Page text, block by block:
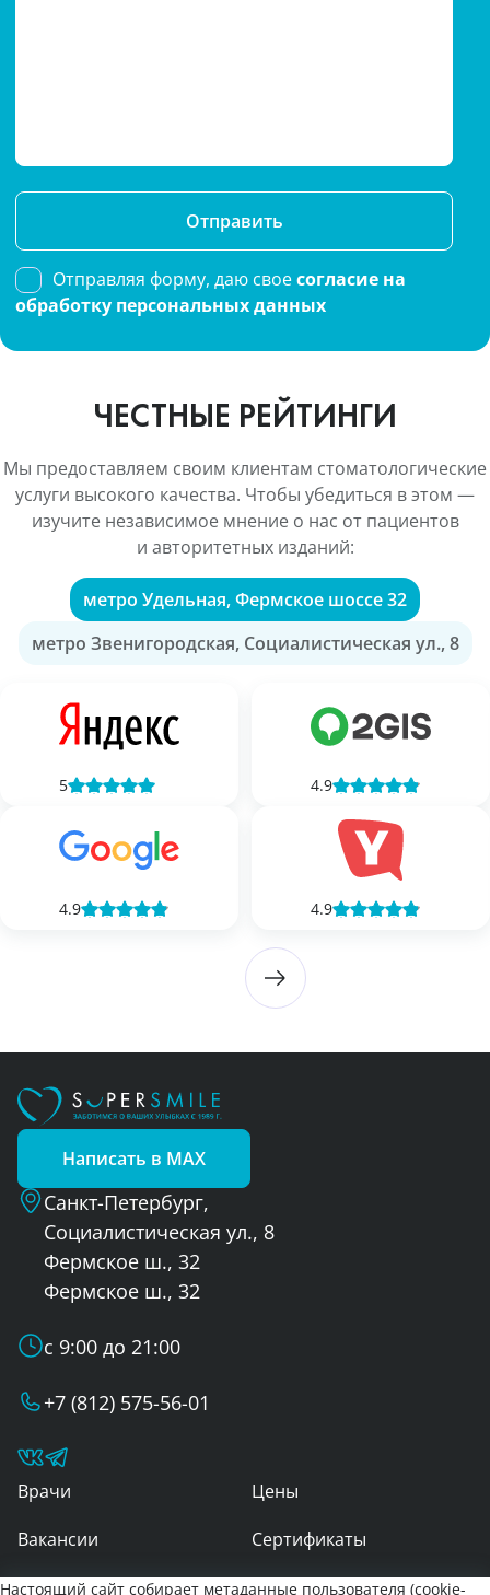
Please
this
field
empty.
Отправляя форму, даю своесогласие на
обработку персональных данных
ЧЕСТНЫЕ РЕЙТИНГИ
Мы предоставляем своим клиентам стоматологические
услуги высокого качества. Чтобы убедиться в этом —
изучите независимое мнение о нас от пациентов
и авторитетных изданий:
метро Удельная, Фермское шоссе 32
метро Звенигородская, Социалистическая ул., 8
5
4.9
4.9
4.9
Написать в MAX
Санкт-Петербург,
Социалистическая ул., 8
Фермское ш., 32
Фермское ш., 32
с 9:00 до 21:00
+7 (812) 575-56-01
Врачи
Цены
Вакансии
Сертификаты
Контакты
Настоящий сайт собирает метаданные пользователя (cookie-